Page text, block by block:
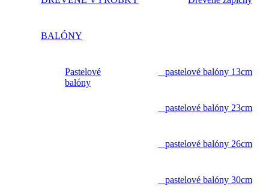
BALÓNY
Pastelové
balóny
pastelové balóny 13cm
pastelové balóny 23cm
pastelové balóny 26cm
pastelové balóny 30cm